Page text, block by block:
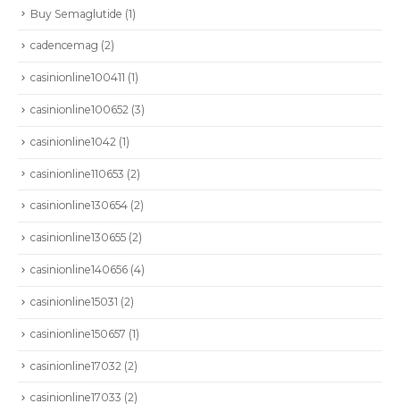
Buy Semaglutide (1)
cadencemag (2)
casinionline100411 (1)
casinionline100652 (3)
casinionline1042 (1)
casinionline110653 (2)
casinionline130654 (2)
casinionline130655 (2)
casinionline140656 (4)
casinionline15031 (2)
casinionline150657 (1)
casinionline17032 (2)
casinionline17033 (2)